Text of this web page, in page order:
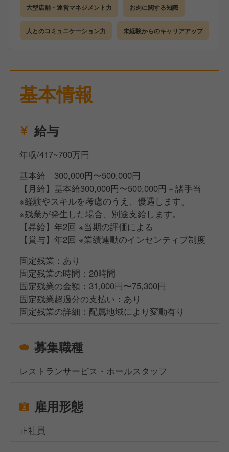
●座学研修（2日間）
企業や店舗について理解を深めていただきます。
●店舗研修（3カ月）
ビジネスマナーも身につくので未経験でも安心です。
●キャリアアップ
長を目指すことが可能です
大型店舗・運営マネジメント力 お肉に関する知識
人とのコミュニケーション力 未経験からのキャリアアップ
基本情報
給与
年収/417~700万円
基本給 300,000円〜500,000円
【月給】基本給300,000円〜500,000円＋諸手当
※経験やスキルを考慮のうえ、優遇します。
※残業が発生した場合、別途支給します。
【昇給】年2回 ※当期の評価による
【賞与】年2回 ※業績連動のインセンティブ制度
固定残業：あり
固定残業の時間：20時間
固定残業の金額：31,000円〜75,300円
固定残業超過分の支払い：あり
固定残業の詳細：配属地域により変動有り
募集職種
レストランサービス・ホールスタッフ
雇用形態
正社員